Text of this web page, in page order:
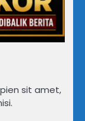
sit amet,